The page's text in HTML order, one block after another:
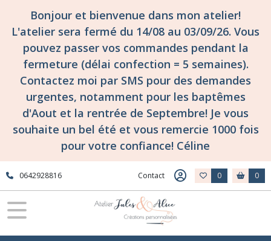
Bonjour et bienvenue dans mon atelier!
L'atelier sera fermé du 14/08 au 03/09/26. Vous
pouvez passer vos commandes pendant la
fermeture (délai confection = 5 semaines).
Contactez moi par SMS pour des demandes
urgentes, notamment pour les baptêmes
d'Aout et la rentrée de Septembre! Je vous
souhaite un bel été et vous remercie 1000 fois
pour votre confiance! Céline
0642928816 Contact 0 0